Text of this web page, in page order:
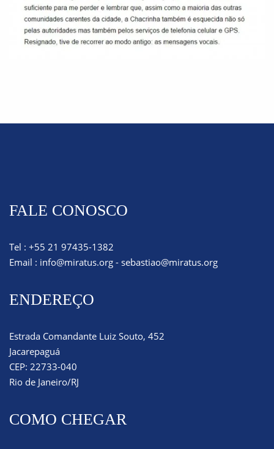
FALE CONOSCO
Tel : +55 21 97435-1382
Email : info@miratus.org - sebastiao@miratus.org
ENDEREÇO
Estrada Comandante Luiz Souto, 452
Jacarepaguá
CEP: 22733-040
Rio de Janeiro/RJ
COMO CHEGAR